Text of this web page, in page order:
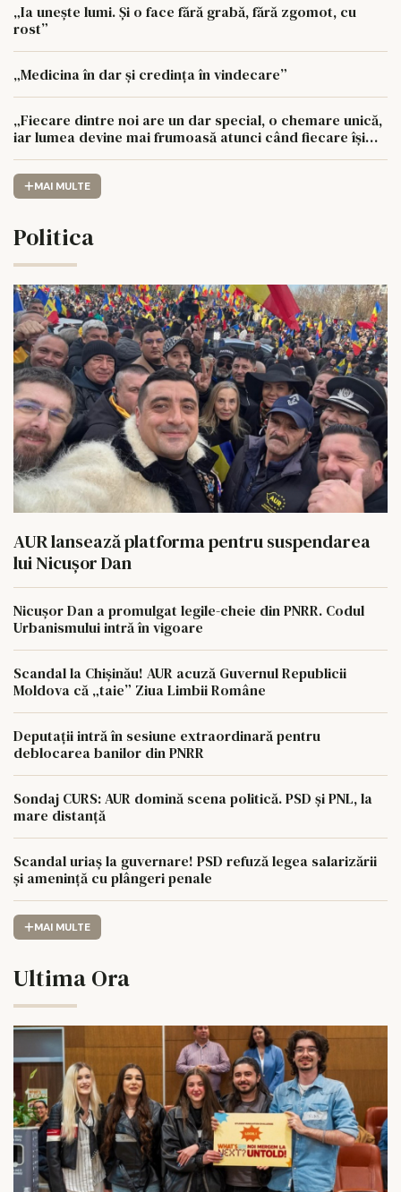
„Ia unește lumi. Și o face fără grabă, fără zgomot, cu
rost”
„Medicina în dar și credința în vindecare”
„Fiecare dintre noi are un dar special, o chemare unică,
iar lumea devine mai frumoasă atunci când fiecare își
MAI MULTE
Politica
AUR lansează platforma pentru suspendarea
lui Nicușor Dan
Nicușor Dan a promulgat legile-cheie din PNRR. Codul
Urbanismului intră în vigoare
Scandal la Chișinău! AUR acuză Guvernul Republicii
Moldova că „taie” Ziua Limbii Române
Deputații intră în sesiune extraordinară pentru
deblocarea banilor din PNRR
Sondaj CURS: AUR domină scena politică. PSD și PNL, la
mare distanță
Scandal uriaș la guvernare! PSD refuză legea salarizării
și amenință cu plângeri penale
MAI MULTE
Ultima Ora